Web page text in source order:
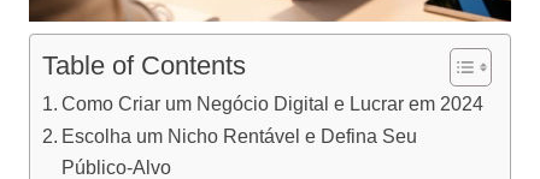
Table of Contents
Como Criar um Negócio Digital e Lucrar em 2024
Escolha um Nicho Rentável e Defina Seu
Público-Alvo